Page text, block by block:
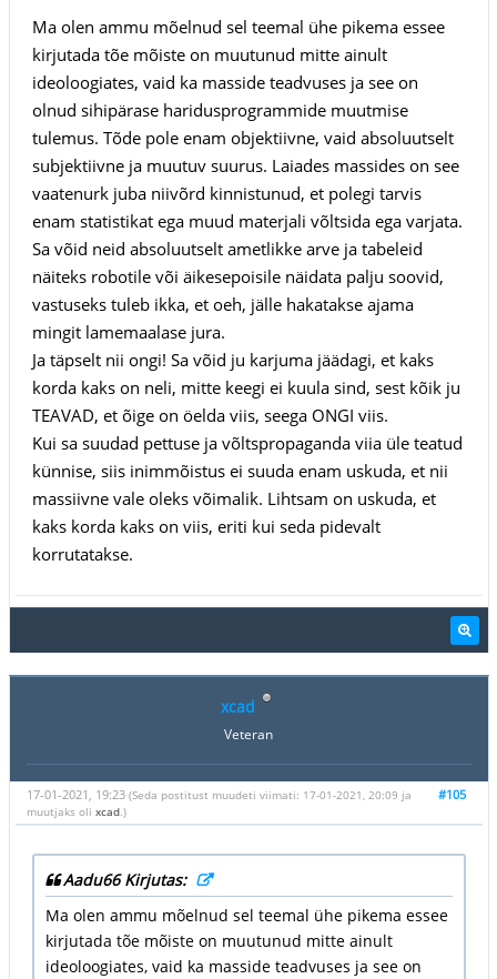
Ma olen ammu mõelnud sel teemal ühe pikema essee
kirjutada tõe mõiste on muutunud mitte ainult
ideoloogiates, vaid ka masside teadvuses ja see on
olnud sihipärase haridusprogrammide muutmise
tulemus. Tõde pole enam objektiivne, vaid absoluutselt
subjektiivne ja muutuv suurus. Laiades massides on see
vaatenurk juba niivõrd kinnistunud, et polegi tarvis
enam statistikat ega muud materjali võltsida ega varjata.
Sa võid neid absoluutselt ametlikke arve ja tabeleid
näiteks robotile või äikesepoisile näidata palju soovid,
vastuseks tuleb ikka, et oeh, jälle hakatakse ajama
mingit lamemaalase jura.
Ja täpselt nii ongi! Sa võid ju karjuma jäädagi, et kaks
korda kaks on neli, mitte keegi ei kuula sind, sest kõik ju
TEAVAD, et õige on öelda viis, seega ONGI viis.
Kui sa suudad pettuse ja võltspropaganda viia üle teatud
künnise, siis inimmõistus ei suuda enam uskuda, et nii
massiivne vale oleks võimalik. Lihtsam on uskuda, et
kaks korda kaks on viis, eriti kui seda pidevalt
korrutatakse.
xcad
Veteran
#105
17-01-2021, 19:23 (Seda postitust muudeti viimati: 17-01-2021, 20:09 ja
muutjaks oli xcad.)
Aadu66 Kirjutas:
Ma olen ammu mõelnud sel teemal ühe pikema essee
kirjutada tõe mõiste on muutunud mitte ainult
ideoloogiates, vaid ka masside teadvuses ja see on